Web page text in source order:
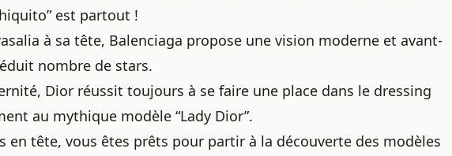
est partout !
à sa tête, Balenciaga propose une vision moderne et avant-
nombre de stars.
Dior réussit toujours à se faire une place dans le dressing
au mythique modèle “Lady Dior”.
en tête, vous êtes prêts pour partir à la découverte des modèles